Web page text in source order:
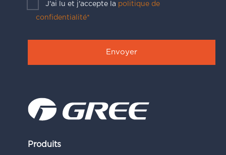
J'ai lu et j'accepte la politique de
confidentialité*
Produits